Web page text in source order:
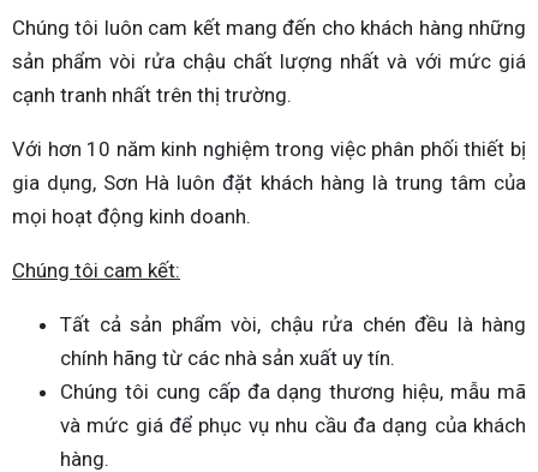
Chúng tôi luôn cam kết mang đến cho khách hàng những
sản phẩm vòi rửa chậu chất lượng nhất và với mức giá
cạnh tranh nhất trên thị trường.
Với hơn 10 năm kinh nghiệm trong việc phân phối thiết bị
gia dụng, Sơn Hà luôn đặt khách hàng là trung tâm của
mọi hoạt động kinh doanh.
Chúng tôi cam kết:
Tất cả sản phẩm vòi, chậu rửa chén đều là hàng
chính hãng từ các nhà sản xuất uy tín.
Chúng tôi cung cấp đa dạng thương hiệu, mẫu mã
và mức giá để phục vụ nhu cầu đa dạng của khách
hàng.